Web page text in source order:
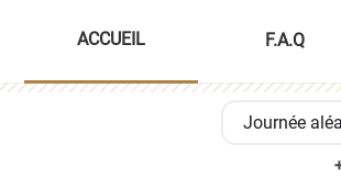
ACCUEIL F.A.Q
Journée